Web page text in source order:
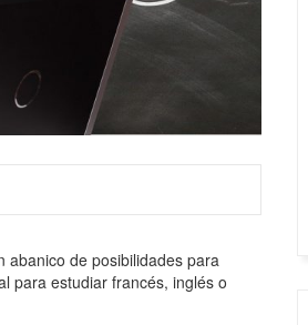
abanico de posibilidades para
para estudiar francés, inglés o